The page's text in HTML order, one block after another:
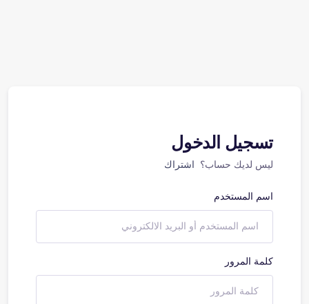
تسجيل الدخول
ليس لديك حساب؟ اشتراك
اسم المستخدم
كلمة المرور